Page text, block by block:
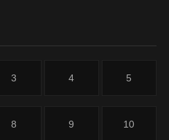
在此時傳出即將爆發政
3 4 5
8 9 10